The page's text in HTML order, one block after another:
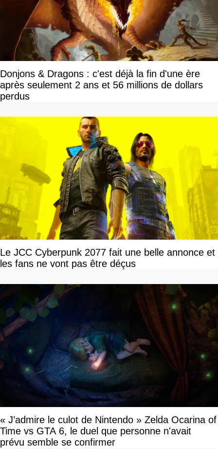
Donjons & Dragons : c'est déjà la fin d'une ère
après seulement 2 ans et 56 millions de dollars
perdus
Le JCC Cyberpunk 2077 fait une belle annonce et
les fans ne vont pas être déçus
« J’admire le culot de Nintendo » Zelda Ocarina of
Time vs GTA 6, le duel que personne n'avait
prévu semble se confirmer